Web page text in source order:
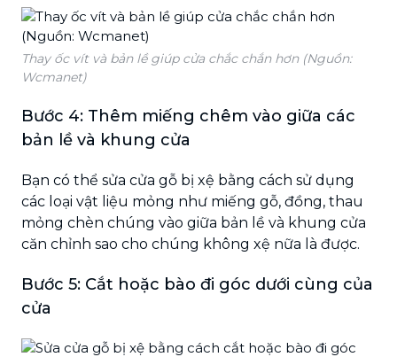
Thay ốc vít và bản lề giúp cửa chắc chắn hơn (Nguồn:
Wcmanet)
Bước 4: Thêm miếng chêm vào giữa các
bản lề và khung cửa
Bạn có thể sửa cửa gỗ bị xệ bằng cách sử dụng
các loại vật liệu mỏng như miếng gỗ, đồng, thau
mỏng chèn chúng vào giữa bản lề và khung cửa
căn chỉnh sao cho chúng không xệ nữa là được.
Bước 5: Cắt hoặc bào đi góc dưới cùng của
cửa